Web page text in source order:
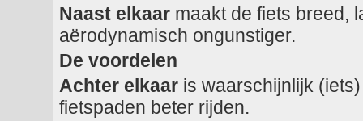
Naast elkaar maakt de fiets breed,
aërodynamisch ongunstiger.
De voordelen
Achter elkaar is waarschijnlijk
fietspaden beter rijden.